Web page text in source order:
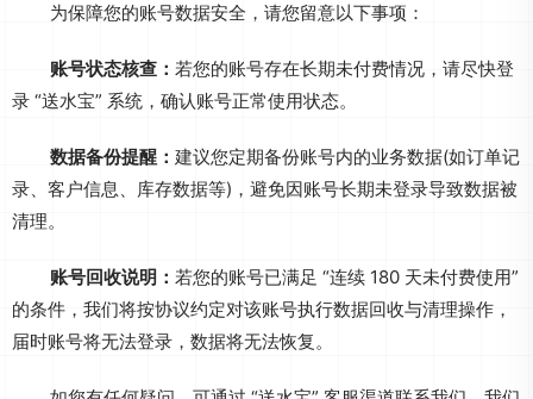
为保障您的账号数据安全，请您留意以下事项：
账号状态核查： 若您的账号存在长期未付费情况，请尽快登
录 “送水宝” 系统，确认账号正常使用状态。
数据备份提醒： 建议您定期备份账号内的业务数据(如订单记
录、客户信息、库存数据等)，避免因账号长期未登录导致数据被
清理。
账号回收说明： 若您的账号已满足 “连续 180 天未付费使用”
的条件，我们将按协议约定对该账号执行数据回收与清理操作，
届时账号将无法登录，数据将无法恢复。